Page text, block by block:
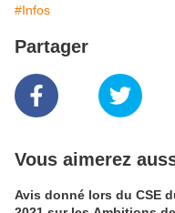
#Infos
Partager
Vous aimerez
Avis donné lors du CSE